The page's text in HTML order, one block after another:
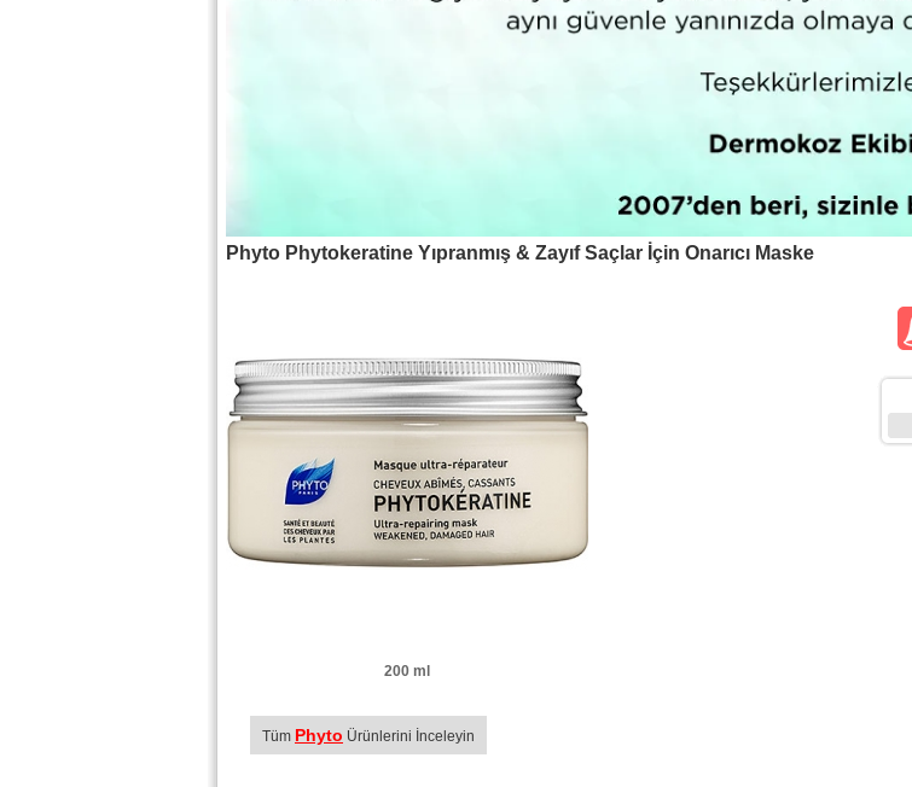
Phyto Phytokeratine Yıpranmış & Zayıf Saçlar İçin Onarıcı Maske
200 ml
Tüm Phyto Ürünlerini İnceleyin